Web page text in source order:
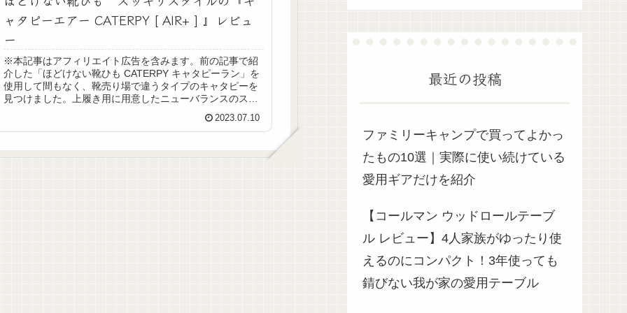
ャタピーエアー CATERPY [ AIR+ ] 』レビュ
ー
※本記事はアフィリエイト広告を含みます。前の記事で紹
介した「ほどけない靴ひも CATERPY キャタピーラン」を
使用して間もなく、靴売り場で違うタイプのキャタピーを
見つけました。上履き用に用意したニューバランスのスニ
2023.07.10
最近の投稿
ファミリーキャンプで買ってよかっ
たもの10選｜実際に使い続けている
愛用ギアだけを紹介
【コールマン ウッドロールテーブ
ル レビュー】4人家族がゆったり使
えるのにコンパクト！3年使っても
錆びない我が家の愛用テーブル